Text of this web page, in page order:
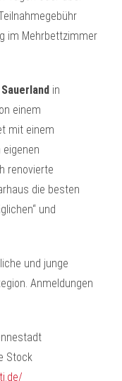
im Mehrbettzimmer
in
einem
mit einem
eigenen
renovierte
die besten
und
und junge
Anmeldungen
Stock